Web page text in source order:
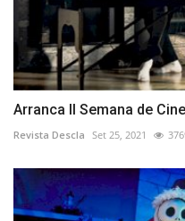
Arranca II Semana de
Revista Descla Set 25, 2021